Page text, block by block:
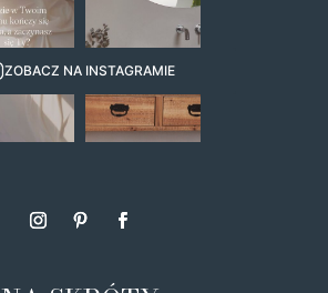
ZOBACZ NA INSTAGRAMIE